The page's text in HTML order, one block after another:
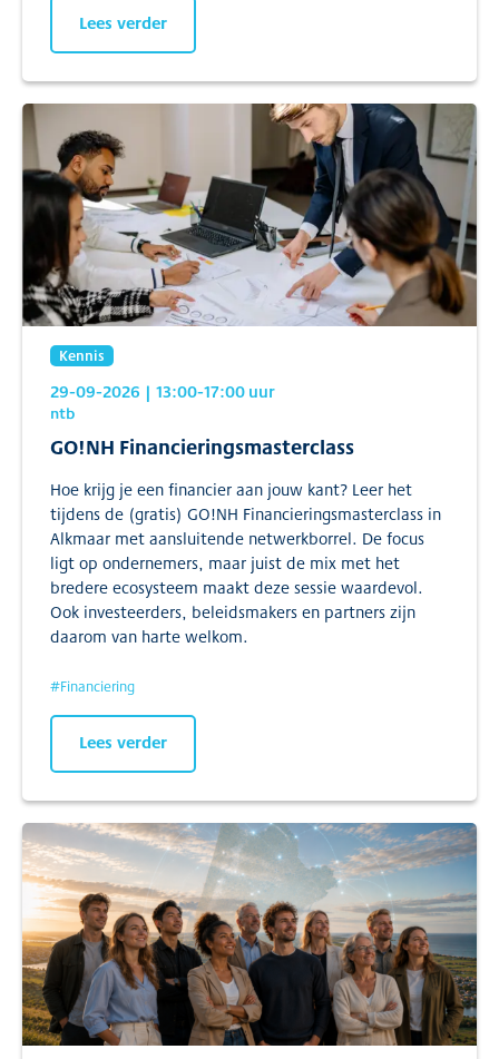
Lees verder
Kennis
29-09-2026 | 13:00-17:00uur
ntb
GO!NH Financieringsmasterclass
Hoe krijg je een financier aan jouw kant? Leer het
tijdens de (gratis) GO!NH Financieringsmasterclass in
Alkmaar met aansluitende netwerkborrel. De focus
ligt op ondernemers, maar juist de mix met het
bredere ecosysteem maakt deze sessie waardevol.
Ook investeerders, beleidsmakers en partners zijn
daarom van harte welkom.
#Financiering
Lees verder